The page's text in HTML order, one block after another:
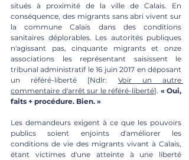
situés à proximité de la ville de Calais. En
conséquence, des migrants sans abri vivent sur
la commune Calais dans des conditions
sanitaires déplorables. Les autorités publiques
n'agissant pas, cinquante migrants et onze
associations les représentant saisissent le
tribunal administratif le 16 juin 2017 en déposant
un référé-liberté [Ndlr: Voir un autre
commentaire d'arrêt sur le référé-liberté]. « Oui,
faits + procédure. Bien. »
Les demandeurs exigent à ce que les pouvoirs
publics soient enjoints d'améliorer les
conditions de vie des migrants vivant à Calais,
étant victimes d'une atteinte à une liberté